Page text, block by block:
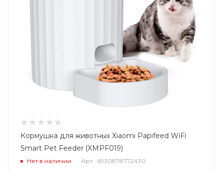
Кормушка для животных Xiaomi Papifeed WiFi
Smart Pet Feeder (XMPF019)
Нет в наличии Арт.: 6930878772430